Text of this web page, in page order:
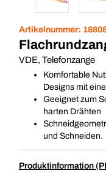
Artikelnummer:
VDE, Telefonzange
Komfortable
Designs mit
Geeignet zum
harten Drähten
und Schneiden.
Produktinformation